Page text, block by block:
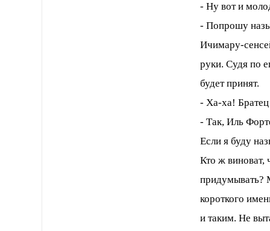
- Ну вот и
- Попрошу
Ичимару-
руки. Судя по
будет принят.
- Ха-ха!
- Так, Иль
Если я буду
Кто ж виноват,
придумывать?
короткого
и таким. Не